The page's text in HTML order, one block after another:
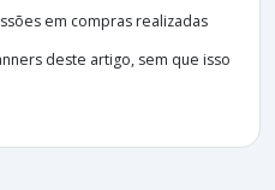
em compras realizadas
deste artigo, sem que isso